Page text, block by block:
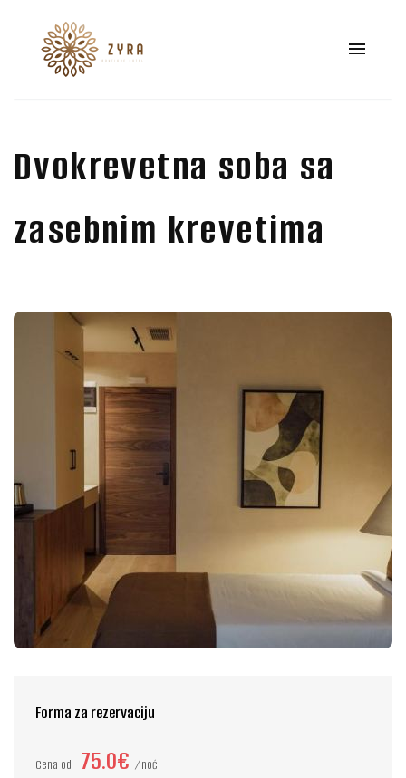
Dvokrevetna soba sa
zasebnim krevetima
Forma za rezervaciju
Cena od 75.0€ noć